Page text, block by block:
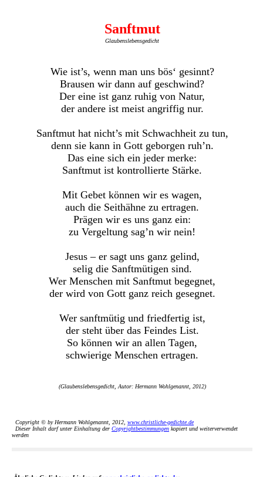
Sanftmut
Glaubenslebensgedicht
Wie ist’s, wenn man uns bös‘ gesinnt?
Brausen wir dann auf geschwind?
Der eine ist ganz ruhig von Natur,
der andere ist meist angriffig nur.
Sanftmut hat nicht’s mit Schwachheit zu tun,
denn sie kann in Gott geborgen ruh’n.
Das eine sich ein jeder merke:
Sanftmut ist kontrollierte Stärke.
Mit Gebet können wir es wagen,
auch die Seithähne zu ertragen.
Prägen wir es uns ganz ein:
zu Vergeltung sag’n wir nein!
Jesus – er sagt uns ganz gelind,
selig die Sanftmütigen sind.
Wer Menschen mit Sanftmut begegnet,
der wird von Gott ganz reich gesegnet.
Wer sanftmütig und friedfertig ist,
der steht über das Feindes List.
So können wir an allen Tagen,
schwierige Menschen ertragen.
(Glaubenslebensgedicht, Autor: Hermann Wohlgenannt, 2012)
Copyright © by Hermann Wohlgenannt, 2012, www.christliche-gedichte.de
Dieser Inhalt darf unter Einhaltung der Copyrightbestimmungen kopiert und weiterverwendet
werden